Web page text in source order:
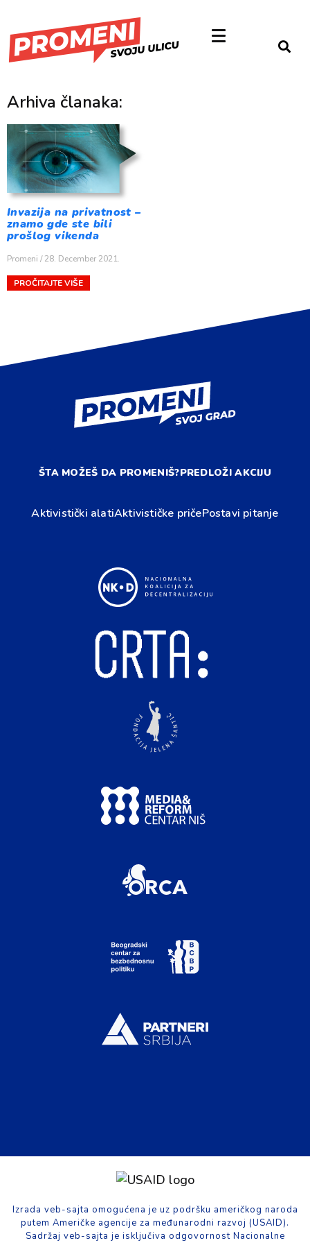
Arhiva članaka:
Invazija na privatnost –
znamo gde ste bili
prošlog vikenda
Promeni 28. December 2021.
PROČITAJTE VIŠE
ŠTA MOŽEŠ DA PROMENIŠ?PREDLOŽI AKCIJU
Aktivistički alatiAktivističke pričePostavi pitanje
Izrada veb-sajta omogućena je uz podršku američkog naroda
putem Američke agencije za međunarodni razvoj (USAID).
Sadržaj veb-sajta je isključiva odgovornost Nacionalne